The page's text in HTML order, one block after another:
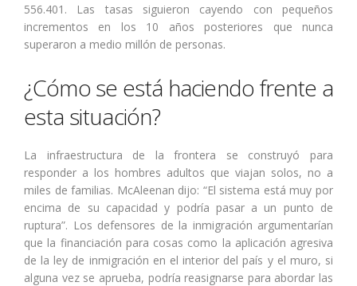
556.401. Las tasas siguieron cayendo con pequeños
incrementos en los 10 años posteriores que nunca
superaron a medio millón de personas.
¿Cómo se está haciendo frente a
esta situación?
La infraestructura de la frontera se construyó para
responder a los hombres adultos que viajan solos, no a
miles de familias. McAleenan dijo: “El sistema está muy por
encima de su capacidad y podría pasar a un punto de
ruptura”. Los defensores de la inmigración argumentarían
que la financiación para cosas como la aplicación agresiva
de la ley de inmigración en el interior del país y el muro, si
alguna vez se aprueba, podría reasignarse para abordar las